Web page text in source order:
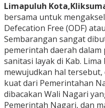
Limapuluh
bersama untuk
Defecation Free (ODF)
Sembarangan sangat
pemerintah daerah
sanitasi layak di Kab.
mewujudkan hal
kuat dari Pemerintahan
dibacakan Wali Nagari
Pemerintah Nagari, dan